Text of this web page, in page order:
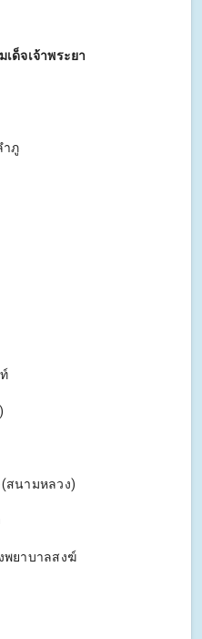
ด็จเจ้าพระยา
ำภู
สนามหลวง)
พยาบาลสงฆ์